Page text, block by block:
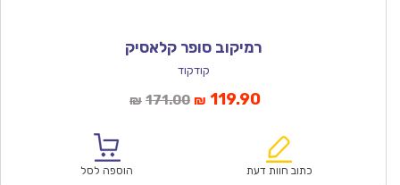
רמיקוב סופר קלאסיק
קודקוד
₪ 171.00המחיר
₪171.00.
₪ 119.90המחיר
הוא:
כתוב חוות דעת הוספה לסל